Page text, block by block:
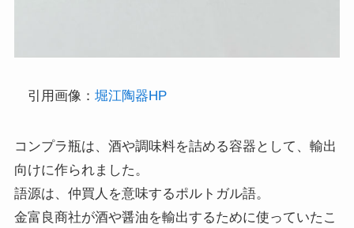
引用画像： 堀江陶器HP
コンプラ瓶は、酒や調味料を詰める容器として、輸出
向けに作られました。
語源は、仲買人を意味するポルトガル語。
金富良商社が酒や醤油を輸出するために使っていたこ